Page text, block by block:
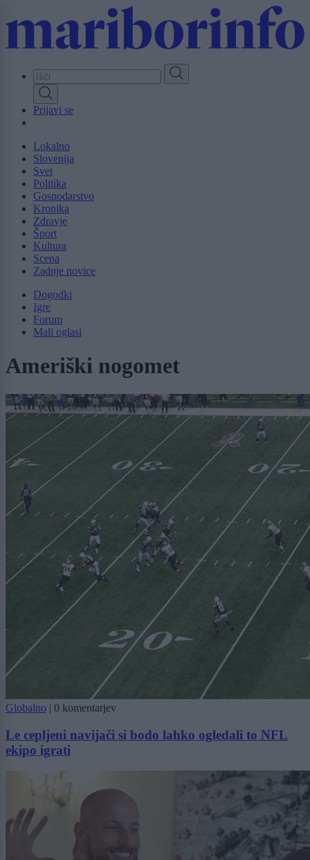
to
content
Prijavi se
Lokalno
Slovenija
Svet
Politika
Gospodarstvo
Kronika
Zdravje
Šport
Kultura
Scena
Zadnje novice
Dogodki
Igre
Forum
Mali oglasi
Ameriški nogomet
Globalno | 0 komentarjev
Le cepljeni navijači si bodo lahko ogledali to NFL
ekipo igrati